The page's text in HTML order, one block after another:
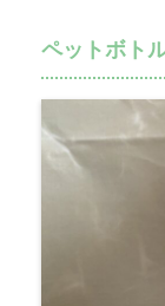
ペットボト